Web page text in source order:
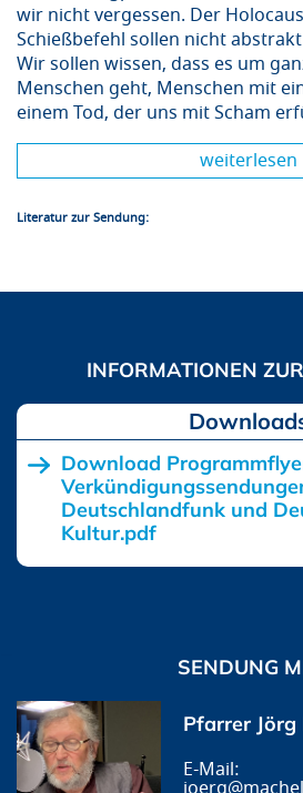
wir nicht vergessen. Der
Schießbefehl sollen nicht
Wir sollen wissen, dass es um
Menschen geht, Menschen mit
einem Tod, der uns mit Scham
weiterlesen
Literatur zur Sendung:
Download
Deutschlandfunk und
Kultur.pdf
SENDUNG
Pfarrer Jörg